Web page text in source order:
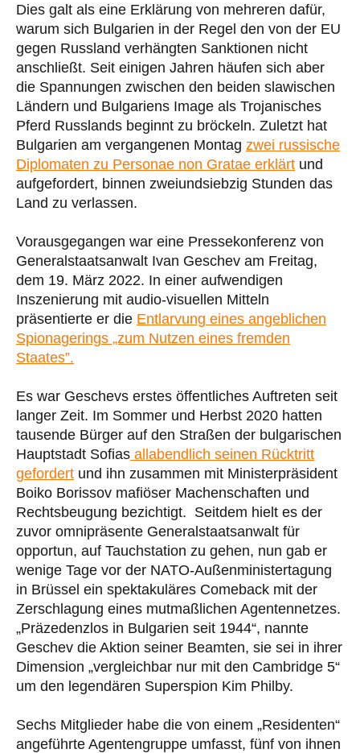
Dies galt als eine Erklärung von mehreren dafür,
warum sich Bulgarien in der Regel den von der EU
gegen Russland verhängten Sanktionen nicht
anschließt. Seit einigen Jahren häufen sich aber
die Spannungen zwischen den beiden slawischen
Ländern und Bulgariens Image als Trojanisches
Pferd Russlands beginnt zu bröckeln. Zuletzt hat
Bulgarien am vergangenen Montag zwei russische
Diplomaten zu Personae non Gratae erklärt und
aufgefordert, binnen zweiundsiebzig Stunden das
Land zu verlassen.
Vorausgegangen war eine Pressekonferenz von
Generalstaatsanwalt Ivan Geschev am Freitag,
dem 19. März 2022. In einer aufwendigen
Inszenierung mit audio-visuellen Mitteln
präsentierte er die Entlarvung eines angeblichen
Spionagerings „zum Nutzen eines fremden
Staates”.
Es war Geschevs erstes öffentliches Auftreten seit
langer Zeit. Im Sommer und Herbst 2020 hatten
tausende Bürger auf den Straßen der bulgarischen
Hauptstadt Sofias allabendlich seinen Rücktritt
gefordert und ihn zusammen mit Ministerpräsident
Boiko Borissov mafiöser Machenschaften und
Rechtsbeugung bezichtigt. Seitdem hielt es der
zuvor omnipräsente Generalstaatsanwalt für
opportun, auf Tauchstation zu gehen, nun gab er
wenige Tage vor der NATO-Außenministertagung
in Brüssel ein spektakuläres Comeback mit der
Zerschlagung eines mutmaßlichen Agentennetzes.
„Präzedenzlos in Bulgarien seit 1944“, nannte
Geschev die Aktion seiner Beamten, sie sei in ihrer
Dimension „vergleichbar nur mit den Cambridge 5“
um den legendären Superspion Kim Philby.
Sechs Mitglieder habe die von einem „Residenten“
angeführte Agentengruppe umfasst, fünf von ihnen